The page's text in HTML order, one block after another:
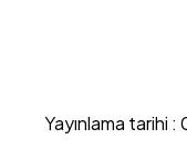
Yayınlama tarihi